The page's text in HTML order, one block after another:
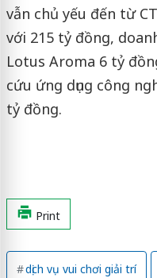
vẫn chủ yếu đến từ
với 215 tỷ đồng,
Lotus Aroma 6 tỷ
cứu ứng dụng công
tỷ đồng.
Print
dịch vụ vui chơi giải trí